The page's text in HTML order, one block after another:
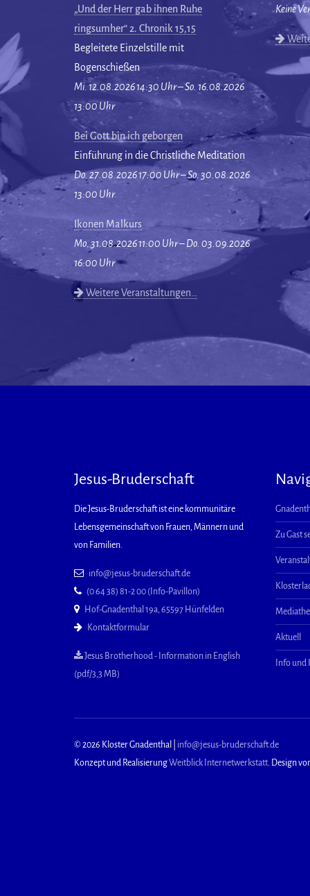
„Und der Herr gab ihnen Ruhe
ringsumher“ 2. Chronik 15,15
Begleitete Einzelstille mit
Bogenschießen
Mi. 12.08.2026 14:30 Uhr – So. 16.08.2026
13:00 Uhr
Bei Gott bin ich geborgen
Einführung in die Christliche Meditation
Do. 27.08.2026 17:00 Uhr – So. 30.08.2026
13:00 Uhr
Ikonen Malkurs
Mo. 31.08.2026 11:00 Uhr – Do. 03.09.2026
16:00 Uhr
Weitere Veranstaltungen…
Keine
Jesus-Bruderschaft
Die Jesus-Bruderschaft ist eine kommunitäre
Lebensgemeinschaft von Frauen, Männern und
von Familien.
info@jesus-bruderschaft.de
(0 64 38) 81-2 00 (Info-Pavillon)
Hof-Gnadenthal 19a, 65597 Hünfelden
Kontaktformular
Jesus Brotherhood - Information in English
(pdf/3,3 MB)
Zu Gast
Aktuell
Info und
© 2026 Kloster Gnadenthal | info@jesus-bruderschaft.de
Konzept und RealisierungWeitblick Internetwerkstatt. Design